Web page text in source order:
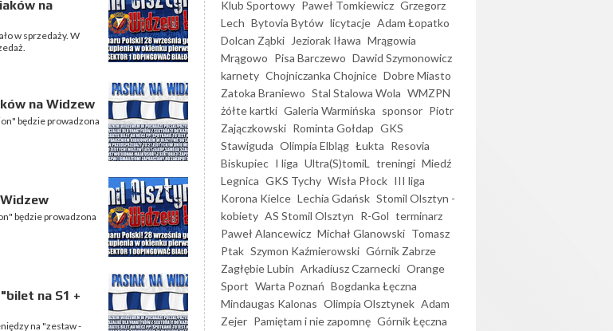
na
w sprzedaży. W
na Widzew
będzie prowadzona
będzie prowadzona
na S1 +
na "zestaw -
Klub Sportowy Paweł Tomkiewicz Grzegorz
Lech Bytovia Bytów licytacje Adam Łopatko
Dolcan Ząbki
Jeziorak Iława Mrągowia
Mrągowo Pisa Barczewo Dawid Szymonowicz
karnety Chojniczanka Chojnice Dobre Miasto
Zatoka Braniewo Stal Stalowa Wola WMZPN
żółte kartki Galeria Warmińska sponsor Piotr
Zajączkowski Rominta Gołdap GKS
Stawiguda Olimpia Elbląg Łukta Resovia
Biskupiec I liga Ultra(S)tomiL treningi Miedź
Legnica GKS Tychy Wisła Płock III liga
Korona Kielce Lechia Gdańsk Stomil Olsztyn -
kobiety AS Stomil Olsztyn R-Gol terminarz
Paweł Alancewicz Michał Glanowski Tomasz
Ptak Szymon Kaźmierowski Górnik Zabrze
Zagłębie Lubin Arkadiusz Czarnecki Orange
Sport Warta Poznań Bogdanka Łęczna
Mindaugas Kalonas Olimpia Olsztynek Adam
Zejer Pamiętam i nie zapomnę Górnik Łęczna